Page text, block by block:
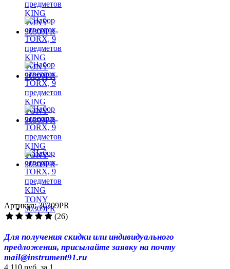
Артикул: 30309PR
(26)
Для получения скидки или индивидуального
предложения, присылайте заявку на почту
mail@instrument91.ru
4 110 руб. за 1